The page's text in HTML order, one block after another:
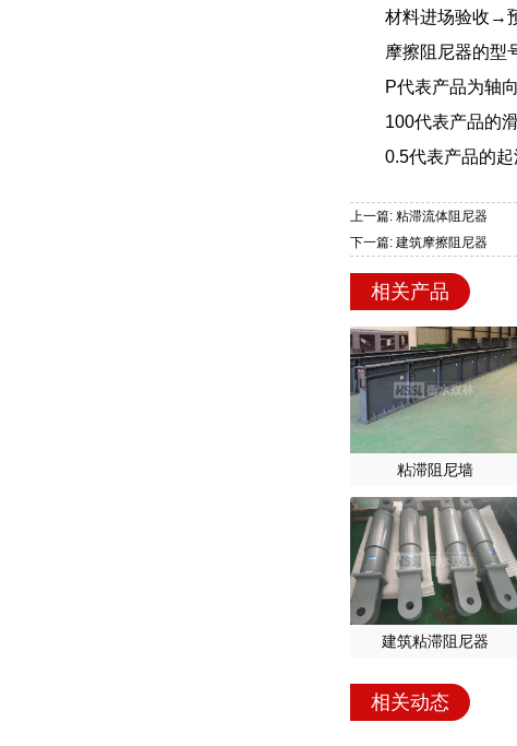
材料进场验收→
摩擦阻尼器的型
P代表产品为轴
100代表产品的
0.5代表产品的起
上一篇: 粘滞流体阻尼器
下一篇: 建筑摩擦阻尼器
相关产品
粘滞阻尼墙
建筑粘滞阻尼器
相关动态